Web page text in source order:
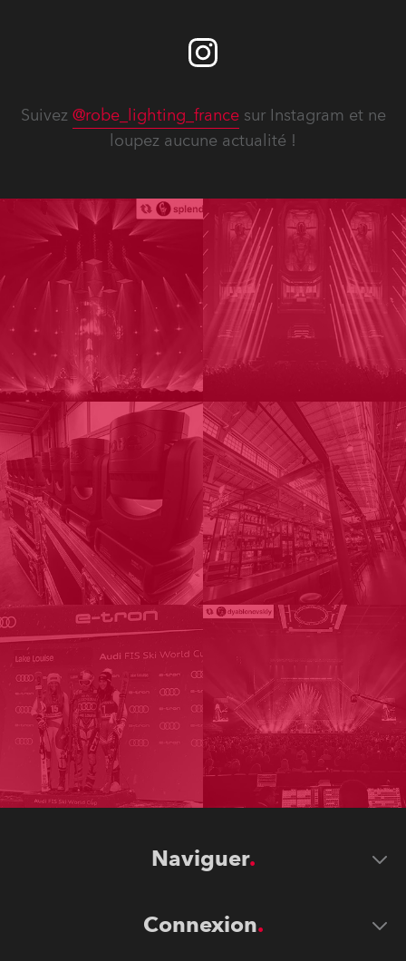
Suivez @robe_lighting_francesur Instagram et ne
loupez aucune actualité !
Naviguer
Connexion